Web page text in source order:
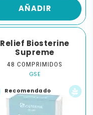
AÑADIR
Relief Biosterine
Supreme
48 COMPRIMIDOS
GSE
Recomendado